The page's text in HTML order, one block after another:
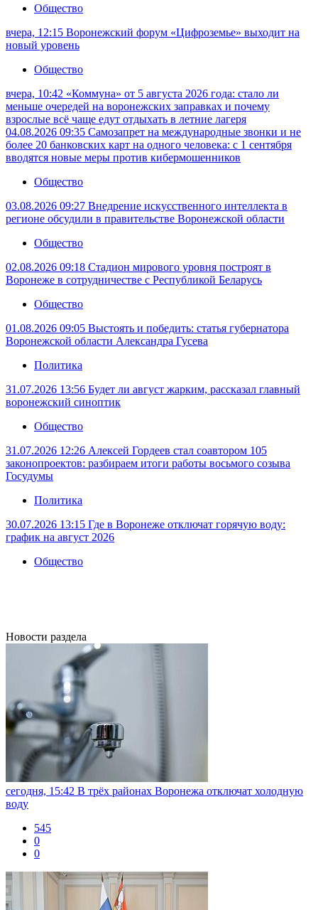
Общество
вчера, 12:15 Воронежский форум «Цифроземье» выходит на
новый уровень
Общество
вчера, 10:42 «Коммуна» от 5 августа 2026 года: стало ли
меньше очередей на воронежских заправках и почему
взрослые всё чаще едут отдыхать в летние лагеря
04.08.2026 09:35 Самозапрет на международные звонки и не
более 20 банковских карт на одного человека: с 1 сентября
вводятся новые меры против кибермошенников
Общество
03.08.2026 09:27 Внедрение искусственного интеллекта в
регионе обсудили в правительстве Воронежской области
Общество
02.08.2026 09:18 Стадион мирового уровня построят в
Воронеже в сотрудничестве с Республикой Беларусь
Общество
01.08.2026 09:05 Выстоять и победить: статья губернатора
Воронежской области Александра Гусева
Политика
31.07.2026 13:56 Будет ли август жарким, рассказал главный
воронежский синоптик
Общество
31.07.2026 12:26 Алексей Гордеев стал соавтором 105
законопроектов: разбираем итоги работы восьмого созыва
Госудумы
Политика
30.07.2026 13:15 Где в Воронеже отключат горячую воду:
график на август 2026
Общество
Новости раздела
сегодня, 15:42 В трёх районах Воронежа отключат холодную
воду
545
0
0